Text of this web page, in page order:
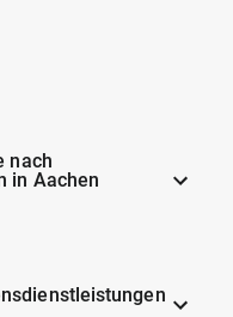
nach
in Aachen